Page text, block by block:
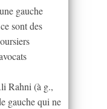
gauche
sont des
Rahni (à g.,
gauche qui ne